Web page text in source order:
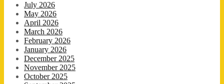
July 2026
May 2026
April 2026
March 2026
February 2026
January 2026
December 2025
November 2025
October 2025